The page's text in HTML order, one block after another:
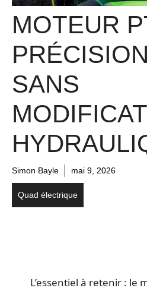
MOTEUR
SANS
Simon Bayle mai 9, 2026
Quad électrique
L’essentiel à retenir : le